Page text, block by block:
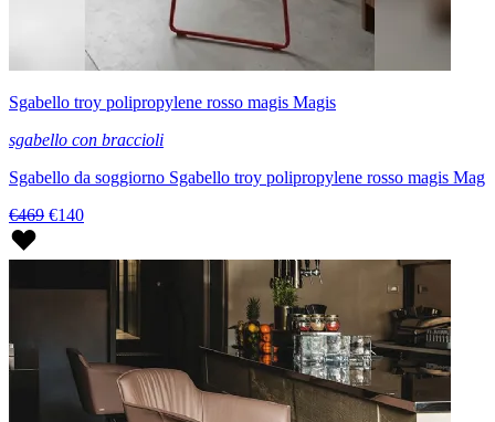
Sgabello troy polipropylene rosso magis Magis
sgabello con braccioli
Sgabello da soggiorno Sgabello troy polipropylene rosso magis Mag
€469 €140